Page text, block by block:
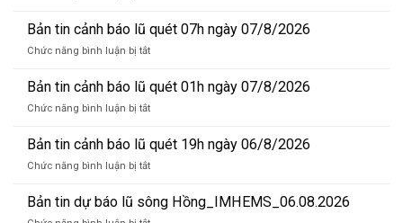
tin
dự
báo
sông
Hồng_IMHEMS_07.08.2026
Bản tin cảnh báo lũ quét 07h ngày 07/8/2026
Chức năng bình luận bị tắtở
tin
cảnh
báo
quét
07h
07/8/2026
Bản tin cảnh báo lũ quét 01h ngày 07/8/2026
Chức năng bình luận bị tắtở
tin
cảnh
báo
quét
01h
Bản tin cảnh báo lũ quét 19h ngày 06/8/2026
Chức năng bình luận bị tắtở
tin
cảnh
Bản tin dự báo lũ sông Hồng_IMHEMS_06.08.2026